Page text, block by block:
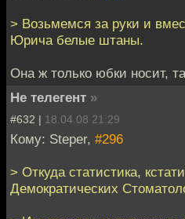
> Возьмемся за руки и
Юрича белые штаны.
Она ж только юбки носит,
Не телегент »
#632 | 18.04.08 21:29
Кому: Steper, #296
> Откуда статистика,
Демократических